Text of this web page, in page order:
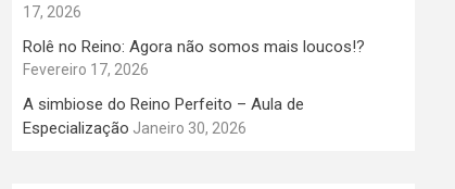
17, 2026
Rolê no Reino: Agora não somos mais loucos!?
Fevereiro 17, 2026
A simbiose do Reino Perfeito – Aula de
Especialização Janeiro 30, 2026